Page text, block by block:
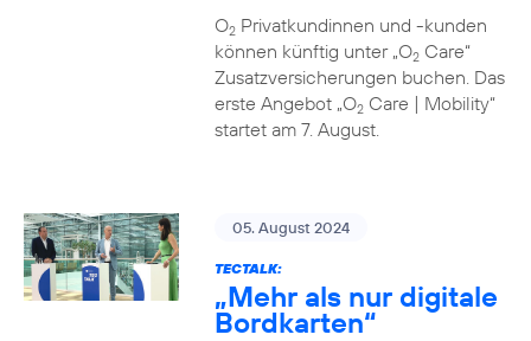
O2Privatkundinnen und -kunden
können künftig unter „O2Care“
Zusatzversicherungen buchen. Das
erste Angebot „O2Care | Mobility“
startet am 7. August.
05. August 2024
TECTALK:
„Mehr als nur digitale
Bordkarten“